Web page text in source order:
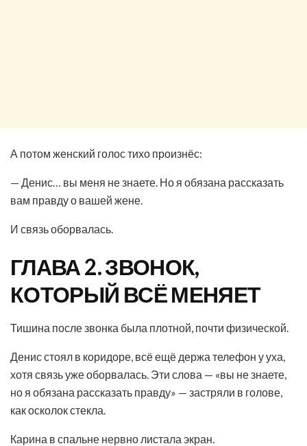
А потом женский голос тихо произнёс:
— Денис… вы меня не знаете. Но я обязана рассказать
вам правду о вашей жене.
И связь оборвалась.
ГЛАВА 2. ЗВОНОК,
КОТОРЫЙ ВСЁ МЕНЯЕТ
Тишина после звонка была плотной, почти физической.
Денис стоял в коридоре, всё ещё держа телефон у уха,
хотя связь уже оборвалась. Эти слова — «вы не знаете,
но я обязана рассказать правду» — застряли в голове,
как осколок стекла.
Карина в спальне нервно листала экран.